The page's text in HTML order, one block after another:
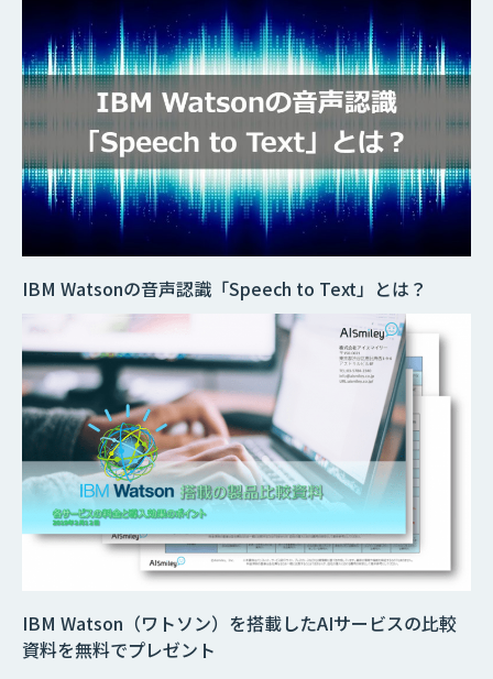
IBM Watson（ワトソン）を搭載したAIサービスの比較
資料を無料でプレゼント
IBM Watsonの音声認識「Speech to Text」とは？